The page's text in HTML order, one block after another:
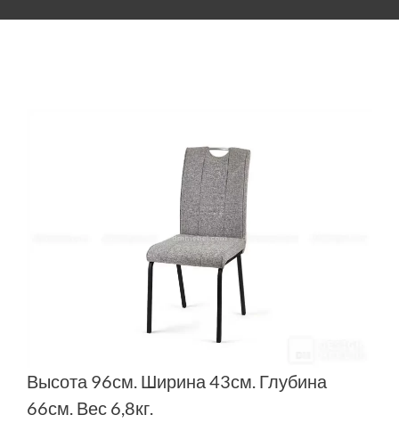
Высота 96см. Ширина 43см. Глубина
66см. Вес 6,8кг.